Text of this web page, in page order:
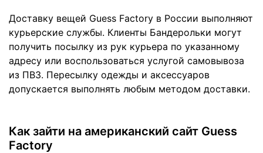
Доставку вещей Guess Factory в России выполняют
курьерские службы. Клиенты Бандерольки могут
получить посылку из рук курьера по указанному
адресу или воспользоваться услугой самовывоза
из ПВЗ. Пересылку одежды и аксессуаров
допускается выполнять любым методом доставки.
Как зайти на американский сайт Guess
Factory